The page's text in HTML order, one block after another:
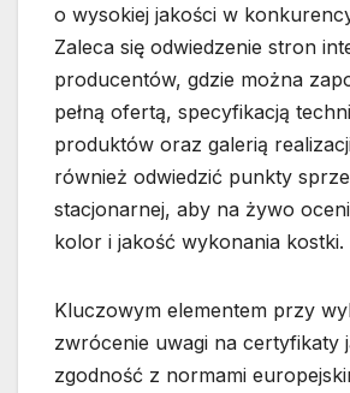
o wysokiej jakości w
Zaleca się odwiedzenie stron
producentów, gdzie można
pełną ofertą, specyfikacją
produktów oraz galerią
również odwiedzić punkty
stacjonarnej, aby na żywo
kolor i jakość wykonania kostki.
Kluczowym elementem przy
zwrócenie uwagi na certyfikaty
zgodność z normami